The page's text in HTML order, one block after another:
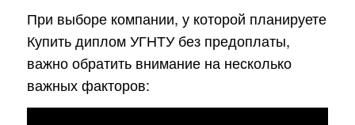
При выборе компании, у которой планируете
Купить диплом УГНТУ без предоплаты,
важно обратить внимание на несколько
важных факторов: